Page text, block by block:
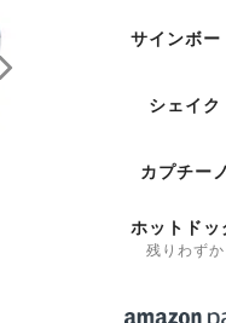
サインボー
シェイク
カプチーノ
ホットドッ
残りわずか